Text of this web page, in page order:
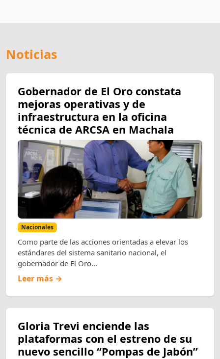
Noticias
Gobernador de El Oro constata
mejoras operativas y de
infraestructura en la oficina
técnica de ARCSA en Machala
Nacionales
Como parte de las acciones orientadas a elevar los
estándares del sistema sanitario nacional, el
gobernador de El Oro...
Leer más →
Gloria Trevi enciende las
plataformas con el estreno de su
nuevo sencillo “Pompas de Jabón”